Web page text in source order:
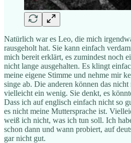
Natürlich war es Leo, die mich
rausgeholt hat. Sie kann einfach
mich bereit erklärt, es zumindest noch
nicht lange ausgehalten. Es klingt
meine eigene Stimme und nehme mir
singe ab. Die anderen können das
vielleicht ein wenig. Sie denkt, es
Dass ich auf englisch einfach nicht so
es nicht meine Muttersprache ist.
weiß ich nicht, was ich tun soll. Ich
schon dann und wann probiert, auf
gar nicht gut.